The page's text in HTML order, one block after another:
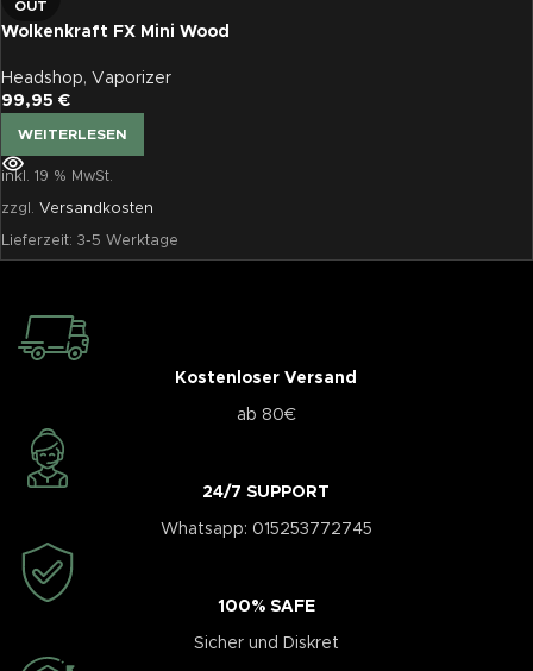
OUT
Wolkenkraft FX Mini Wood
Headshop, Vaporizer
99,95 €
WEITERLESEN
inkl. 19 % MwSt.
zzgl. Versandkosten
Lieferzeit: 3-5 Werktage
Kostenloser Versand
ab 80€
24/7 SUPPORT
Whatsapp: 015253772745
100% SAFE
Sicher und Diskret